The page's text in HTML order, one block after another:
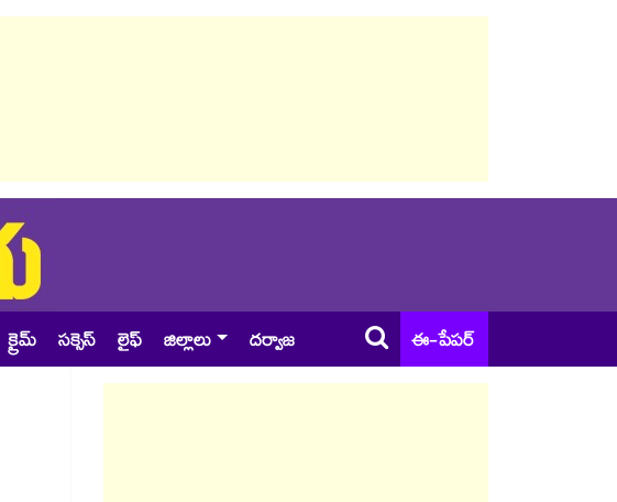
క్రైమ్ సక్సెస్ లైఫ్ జిల్లాలు దర్వాజ ఈ-పేపర్